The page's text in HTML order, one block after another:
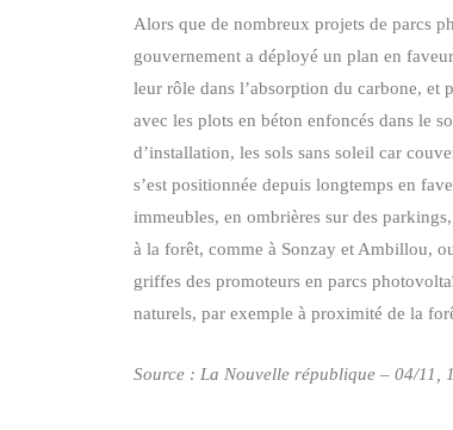
Alors que de nombreux projets de parcs
gouvernement a déployé un plan en
leur rôle dans l’absorption du carbone,
avec les plots en béton enfoncés dans le
d’installation, les sols sans soleil car
s’est positionnée depuis longtemps en
immeubles, en ombrières sur des
à la forêt, comme à Sonzay et Ambillou,
griffes des promoteurs en parcs
naturels, par exemple à proximité de la
Source : La Nouvelle république – 04/11,